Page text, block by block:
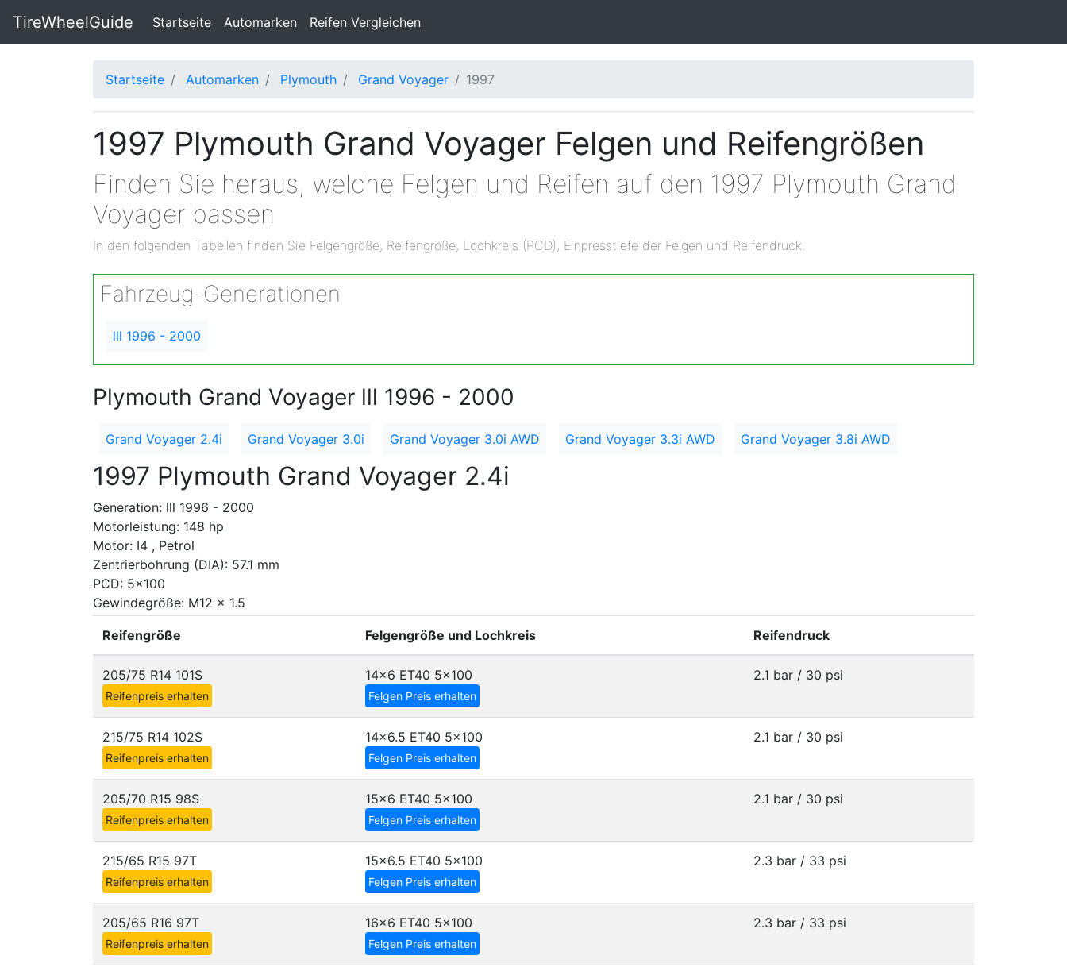
TireWheelGuide Startseite(current)
Automarken Reifen Vergleichen
Startseite Automarken Plymouth Grand Voyager 1997
1997 Plymouth Grand Voyager Felgen und Reifengrößen
Finden Sie heraus, welche Felgen und Reifen auf den 1997 Plymouth Grand
Voyager passen
In den folgenden Tabellen finden Sie Felgengröße, Reifengröße, Lochkreis (PCD), Einpresstiefe der Felgen und Reifendruck.
Fahrzeug-Generationen
lll 1996 - 2000
Plymouth Grand Voyager lll 1996 - 2000
Grand Voyager 2.4i Grand Voyager 3.0i Grand Voyager 3.0i AWD Grand Voyager 3.3i AWD Grand Voyager 3.8i AWD
1997 Plymouth Grand Voyager 2.4i
Generation: lll 1996 - 2000
Motorleistung: 148 hp
Motor: I4 , Petrol
Zentrierbohrung (DIA): 57.1 mm
PCD: 5x100
Gewindegröße: M12 x 1.5
Reifengröße Felgengröße und Lochkreis Reifendruck
205/75 R14 101S
Reifenpreis erhalten
14x6 ET40 5x100
Felgen Preis erhalten
2.1 bar / 30 psi
215/75 R14 102S
Reifenpreis erhalten
14x6.5 ET40 5x100
Felgen Preis erhalten
2.1 bar / 30 psi
205/70 R15 98S
Reifenpreis erhalten
15x6 ET40 5x100
Felgen Preis erhalten
2.1 bar / 30 psi
215/65 R15 97T
Reifenpreis erhalten
15x6.5 ET40 5x100
Felgen Preis erhalten
2.3 bar / 33 psi
205/65 R16 97T
Reifenpreis erhalten
16x6 ET40 5x100
Felgen Preis erhalten
2.3 bar / 33 psi